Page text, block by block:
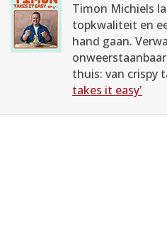
Timon Michiels
topkwaliteit en
hand gaan.
thuis: van crispy
takes it easy'